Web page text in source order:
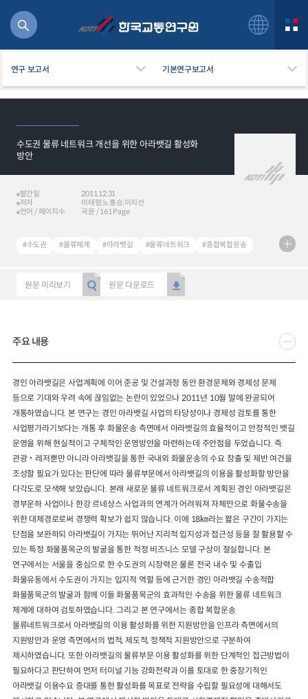
연구 보고서 기본연구보고서
수도권 물류 네트워크 개선을 위한 아라뱃길 활성화
방안
발간일
2011.12.31
저자
이태형,노홍승,이지선
언어 / 페이지수
국문 / 161 Page
#수도권 #물류체계 #아라뱃길 #물류네트워크
#종합복합운송
원문 미리보기 원문 다운로드
주요 내용
경인 아라뱃길은 사업계획에 이어 준공 및 건설과정 동안 환경문제와 경제성 문제
등으로 기대와 우려 속에 끊임없는 논란이 있었으나 2011년 10월 말에 완공되어
개통하였습니다. 본 연구는 경인 아라뱃길 사업의 타당성이나 경제성 검토를 통한
사업평가라기보다는 개통 후 화물운송 측면에서 아라뱃길의 효율적이고 안정적인 뱃길
운영을 위해 현실적이고 구체적인 운영방안을 마련하는데 주안점을 두었습니다. 즉
관광‧레저뿐만 아니라 아라뱃길을 통한 국내외 화물운송의 수요 창출 및 제반 여건을
조성할 필요가 있다는 판단에 따라 물류부문에서 아라뱃길의 이용을 활성화할 방안을
다각도로 모색해 보았습니다. 본래 새로운 물류 네트워크로서 계획된 경인 아라뱃길은
경부운하 사업이나 한강 르네상스 사업과의 연계가 어려워져 자체만으로 화물수송을
위한 대체경로로써 경쟁력 확보가 쉽지 않습니다. 이에 18㎞라는 짧은 구간이 가지는
단점을 보완하되 아라뱃길이 가지는 뛰어난 지리적 입지성과 접근성 등을 잘 활용할 수
있는 특정 화물품목군의 발굴을 통한 적정 비즈니스 모델 구상이 절실합니다. 본
연구에서는 서울을 중심으로 한 수도권의 시장력은 물론 전국 내수 및 수출입
화물유동에서 수도권이 가지는 입지적 역할 등에 근거한 경인 아라뱃길 수송적합
화물품목군의 발굴과 함께 이들 화물품목군의 효과적인 수송을 위한 물류 네트워크
체계에 대하여 검토하였습니다. 그리고 본 연구에서는 종합 복합운송
물류네트워크로서 아라뱃길의 이용 활성화를 위한 지원방안을 인프라 측면에서의
지원방안과 운영 측면에서의 법적, 제도적, 정책적 지원방안으로 구분하여
제시하였습니다. 또한 아라뱃길의 물류부문 이용 활성화를 위한 단계적인 접근방법이
필요하다고 판단하여 먼저 터미널 기능 강화전략과 이를 토대로 한 중장기적인
아라뱃길 이용수요 증대를 통한 활성화를 목표로 전략을 수립할 필요성에 대해서도
용
2024년 국가교통조사 및 분석
요약보고서
수단분담모형
여객OD현행화
권역별통행지표
사회경제지표
교통수요예측
2024.12.31
2024 생활물류 서비스 보
2025.09.30